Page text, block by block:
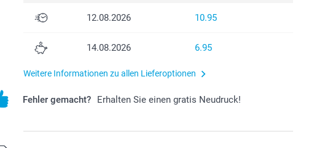
12.08.2026 10.95
14.08.2026 6.95
Weitere Informationen zu allen Lieferoptionen
Fehler gemacht? Erhalten Sie einen gratis Neudruck!